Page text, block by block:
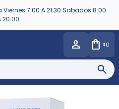
7:00 A 21:30 Sabados 8:00
20:00
$0